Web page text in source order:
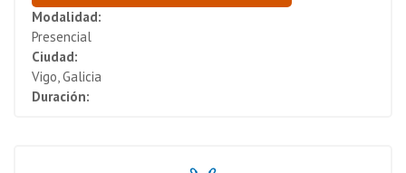
Modalidad:
Presencial
Ciudad:
Vigo, Galicia
Duración: